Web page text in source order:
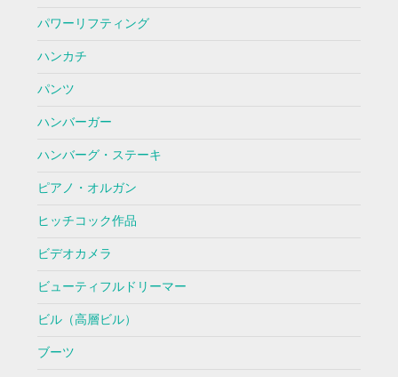
パワーリフティング
ハンカチ
パンツ
ハンバーガー
ハンバーグ・ステーキ
ピアノ・オルガン
ヒッチコック作品
ビデオカメラ
ビューティフルドリーマー
ビル（高層ビル）
ブーツ